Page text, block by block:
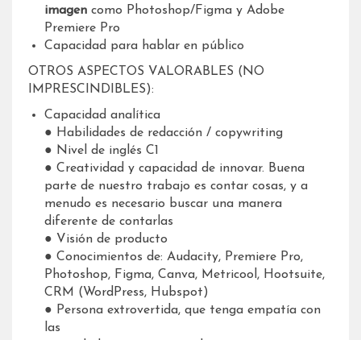
imagen como Photoshop/Figma y Adobe
Premiere Pro
Capacidad para hablar en público
OTROS ASPECTOS VALORABLES (NO
IMPRESCINDIBLES):
Capacidad analítica
● Habilidades de redacción / copywriting
● Nivel de inglés C1
● Creatividad y capacidad de innovar. Buena
parte de nuestro trabajo es contar cosas, y a
menudo es necesario buscar una manera
diferente de contarlas
● Visión de producto
● Conocimientos de: Audacity, Premiere Pro,
Photoshop, Figma, Canva, Metricool, Hootsuite,
CRM (WordPress, Hubspot)
● Persona extrovertida, que tenga empatía con
las